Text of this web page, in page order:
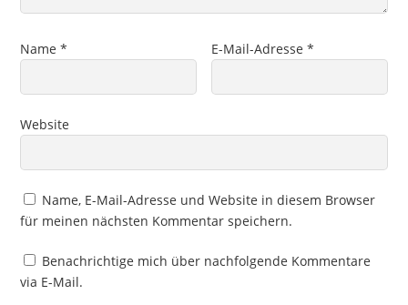
Name* E-Mail-Adresse*
Website
Name, E-Mail-Adresse und Website in diesem Browser
für meinen nächsten Kommentar speichern.
Benachrichtige mich über nachfolgende Kommentare
via E-Mail.